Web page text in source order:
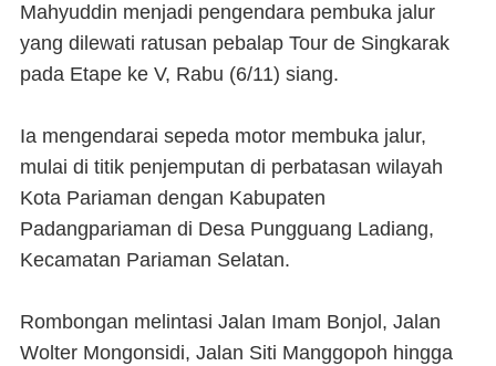
Mahyuddin menjadi pengendara pembuka jalur
yang dilewati ratusan pebalap Tour de Singkarak
pada Etape ke V, Rabu (6/11) siang.
Ia mengendarai sepeda motor membuka jalur,
mulai di titik penjemputan di perbatasan wilayah
Kota Pariaman dengan Kabupaten
Padangpariaman di Desa Pungguang Ladiang,
Kecamatan Pariaman Selatan.
Rombongan melintasi Jalan Imam Bonjol, Jalan
Wolter Mongonsidi, Jalan Siti Manggopoh hingga